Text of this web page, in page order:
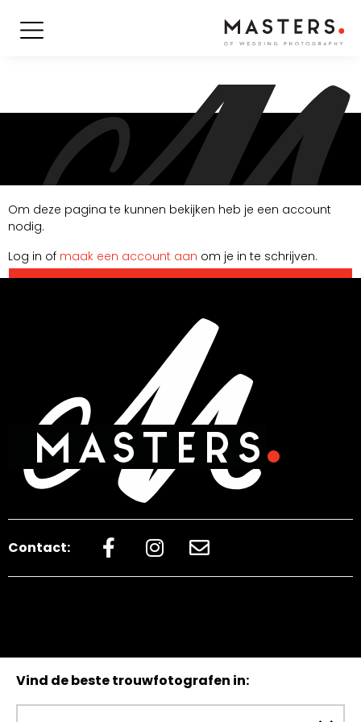
Om deze pagina te kunnen bekijken heb je een account
nodig.
Log in of maak een account aan om je in te schrijven.
Contact:
Vind de beste trouwfotografen in: